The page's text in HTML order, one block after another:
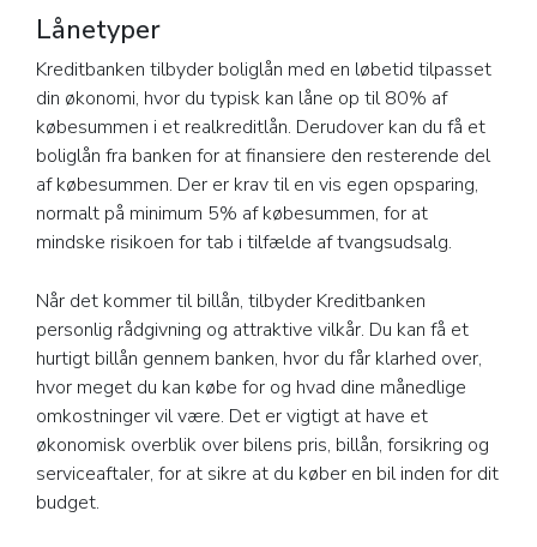
Lånetyper
Kreditbanken tilbyder boliglån med en løbetid tilpasset
din økonomi, hvor du typisk kan låne op til 80% af
købesummen i et realkreditlån. Derudover kan du få et
boliglån fra banken for at finansiere den resterende del
af købesummen. Der er krav til en vis egen opsparing,
normalt på minimum 5% af købesummen, for at
mindske risikoen for tab i tilfælde af tvangsudsalg.
Når det kommer til billån, tilbyder Kreditbanken
personlig rådgivning og attraktive vilkår. Du kan få et
hurtigt billån gennem banken, hvor du får klarhed over,
hvor meget du kan købe for og hvad dine månedlige
omkostninger vil være. Det er vigtigt at have et
økonomisk overblik over bilens pris, billån, forsikring og
serviceaftaler, for at sikre at du køber en bil inden for dit
budget.